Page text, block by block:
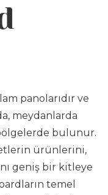
panolarıdır ve
meydanlarda
bulunur.
ürünlerini,
geniş bir kitleye
temel